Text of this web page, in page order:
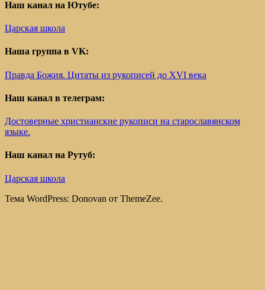
Наш канал на Ютубе:
Царская школа
Наша группа в VK:
Правда Божия. Цитаты из рукописей до XVI века
Наш канал в телеграм:
Достоверные христианские рукописи на старославянском
языке.
Наш канал на Рутуб:
Царская школа
Тема WordPress: Donovan от ThemeZee.